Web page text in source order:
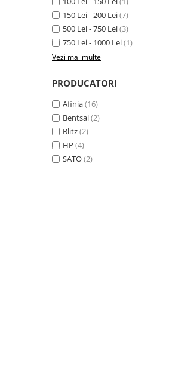
Plicuri de carton
Plicuri cu bule
Plicuri ecommerce
Pungi si sacose
Pungi coloane de aer
Pungi hartie
Pungi ziplock cu fermoar
Tuburi de carton
Separatoare carton si coltare
150 Lei - 200 Lei(7)
500 Lei - 750 Lei(3)
750 Lei - 1000 Lei(1)
Vezi mai multe
PRODUCATORI
Afinia(16)
Bentsai(2)
Blitz(2)
HP (4)
SATO(2)